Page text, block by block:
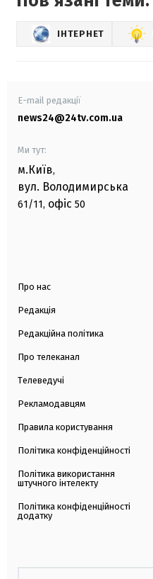
ІНТЕРНЕТ
E-mail редакції
news24@24tv.com.ua
Ми тут:
м.Київ,
вул. Володимирська
61/11, офіс 50
Про нас
Редакція
Редакційна політика
Про телеканал
Телеведучі
Рекламодавцям
Правила користування
Політика конфіденційності
Політика використання
штучного інтелекту
Політика конфіденційності
додатку